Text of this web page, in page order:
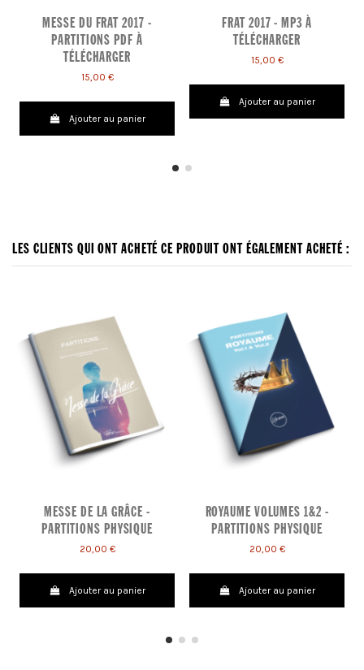
MESSE DU FRAT 2017 -
PARTITIONS PDF À
TÉLÉCHARGER
15,00 €
Ajouter au panier
FRAT 2017 - MP3 À
TÉLÉCHARGER
15,00 €
Ajouter au panier
LES CLIENTS QUI ONT ACHETÉ CE PRODUIT ONT ÉGALEMENT ACHETÉ :
MESSE DE LA GRÂCE -
PARTITIONS PHYSIQUE
20,00 €
Ajouter au panier
ROYAUME VOLUMES 1&2 -
PARTITIONS PHYSIQUE
20,00 €
Ajouter au panier